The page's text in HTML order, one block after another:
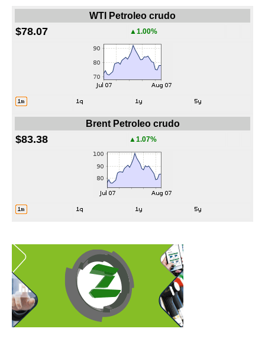
WTI Petroleo crudo
$78.07 ▲1.00%
Brent Petroleo crudo
$83.38 ▲1.07%